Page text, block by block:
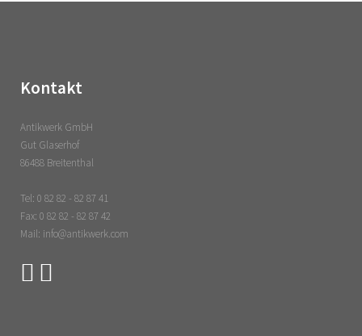
Kontakt
Antikwerk GmbH
Gut Glaserhof
86488 Breitenthal
Tel: 0 82 82 - 82 87 41
Fax: 0 82 82 - 82 87 42
Mail: info@antikwerk.com